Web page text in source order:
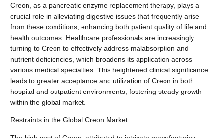
Creon, as a pancreatic enzyme replacement therapy, plays a
crucial role in alleviating digestive issues that frequently arise
from these conditions, enhancing both patient quality of life and
health outcomes. Healthcare professionals are increasingly
turning to Creon to effectively address malabsorption and
nutrient deficiencies, which broadens its application across
various medical specialties. This heightened clinical significance
leads to greater acceptance and utilization of Creon in both
hospital and outpatient environments, fostering steady growth
within the global market.
Restraints in the Global Creon Market